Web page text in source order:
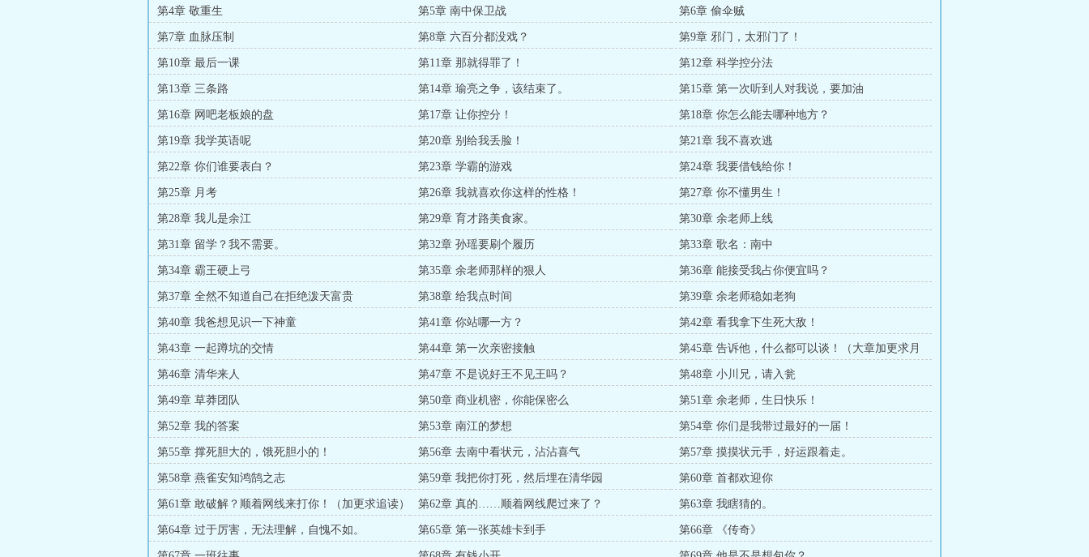
第4章 敬重生 第5章 南中保卫战 第6章 偷伞贼
第7章 血脉压制 第8章 六百分都没戏？ 第9章 邪门，太邪门了！
第10章 最后一课 第11章 那就得罪了！ 第12章 科学控分法
第13章 三条路 第14章 瑜亮之争，该结束了。 第15章 第一次听到人对我说，要加油
第16章 网吧老板娘的盘 第17章 让你控分！ 第18章 你怎么能去哪种地方？
第19章 我学英语呢 第20章 别给我丢脸！ 第21章 我不喜欢逃
第22章 你们谁要表白？ 第23章 学霸的游戏 第24章 我要借钱给你！
第25章 月考 第26章 我就喜欢你这样的性格！ 第27章 你不懂男生！
第28章 我儿是余江 第29章 育才路美食家。 第30章 余老师上线
第31章 留学？我不需要。 第32章 孙瑶要刷个履历 第33章 歌名：南中
第34章 霸王硬上弓 第35章 余老师那样的狠人 第36章 能接受我占你便宜吗？
第37章 全然不知道自己在拒绝泼天富贵 第38章 给我点时间 第39章 余老师稳如老狗
第40章 我爸想见识一下神童 第41章 你站哪一方？ 第42章 看我拿下生死大敌！
第43章 一起蹲坑的交情 第44章 第一次亲密接触
第45章 告诉他，什么都可以谈！（大章加更求月
票）
第46章 清华来人 第47章 不是说好王不见王吗？ 第48章 小川兄，请入瓮
第49章 草莽团队 第50章 商业机密，你能保密么 第51章 余老师，生日快乐！
第52章 我的答案 第53章 南江的梦想 第54章 你们是我带过最好的一届！
第55章 撑死胆大的，饿死胆小的！ 第56章 去南中看状元，沾沾喜气 第57章 摸摸状元手，好运跟着走。
第58章 燕雀安知鸿鹄之志 第59章 我把你打死，然后埋在清华园 第60章 首都欢迎你
第61章 敢破解？顺着网线来打你！（加更求追读） 第62章 真的……顺着网线爬过来了？ 第63章 我瞎猜的。
第64章 过于厉害，无法理解，自愧不如。 第65章 第一张英雄卡到手 第66章 《传奇》